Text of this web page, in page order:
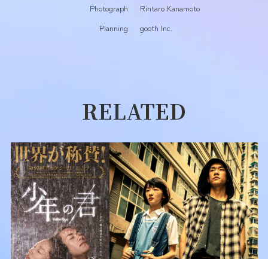
Photograph
Rintaro Kanamoto
Planning
gooth Inc.
RELATED